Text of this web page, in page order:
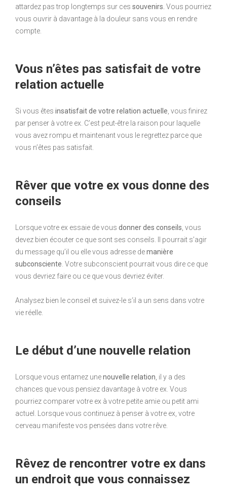
attardez pas trop longtemps sur ces souvenirs. Vous pourriez
vous ouvrir à davantage à la douleur sans vous en rendre
compte.
Vous n’êtes pas satisfait de votre
relation actuelle
Si vous êtes insatisfait de votre relation actuelle, vous finirez
par penser à votre ex. C’est peut-être la raison pour laquelle
vous avez rompu et maintenant vous le regrettez parce que
vous n’êtes pas satisfait.
Rêver que votre ex vous donne des
conseils
Lorsque votre ex essaie de vous donner des conseils, vous
devez bien écouter ce que sont ses conseils. Il pourrait s’agir
du message qu’il ou elle vous adresse demanière
subconsciente. Votre subconscient pourrait vous dire ce que
vous devriez faire ou ce que vous devriez éviter.
Analysez bien le conseil et suivez-le s’il a un sens dans votre
vie réelle.
Le début d’une nouvelle relation
Lorsque vous entamez unenouvelle relation, il y a des
chances que vous pensiez davantage à votre ex. Vous
pourriez comparer votre ex à votre petite amie ou petit ami
actuel. Lorsque vous continuez à penser à votre ex, votre
cerveau manifeste vos pensées dans votre rêve.
Rêvez de rencontrer votre ex dans
un endroit que vous connaissez